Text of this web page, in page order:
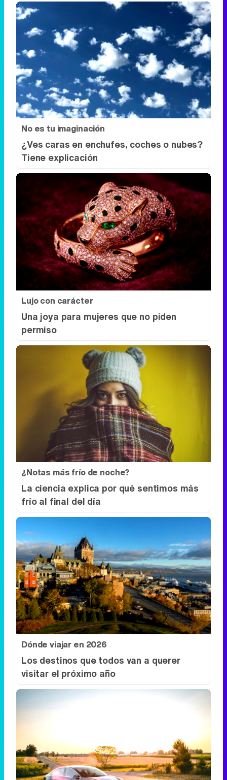
No es tu imaginación
¿Ves caras en enchufes, coches o nubes?
Tiene explicación
Lujo con carácter
Una joya para mujeres que no piden
permiso
¿Notas más frío de noche?
La ciencia explica por qué sentimos más
frío al final del día
Dónde viajar en 2026
Los destinos que todos van a querer
visitar el próximo año
No es un coche cualquiera
Este coche te hará olvidar el sofá de tu
casa